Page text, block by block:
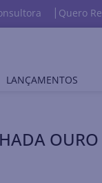
Quero
LANÇAMENTOS